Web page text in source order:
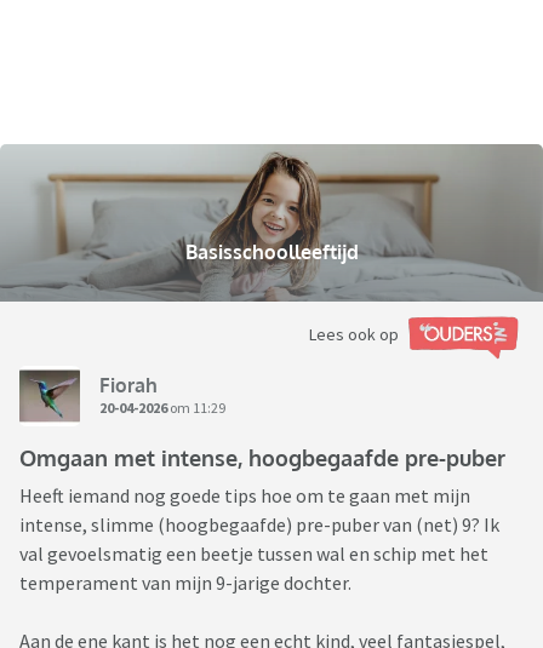
Basisschoolleeftijd
Lees ook op
Fiorah
20-04-2026om 11:29
Omgaan met intense, hoogbegaafde pre-puber
Heeft iemand nog goede tips hoe om te gaan met mijn
intense, slimme (hoogbegaafde) pre-puber van (net) 9? Ik
val gevoelsmatig een beetje tussen wal en schip met het
temperament van mijn 9-jarige dochter.
Aan de ene kant is het nog een echt kind, veel fantasiespel,